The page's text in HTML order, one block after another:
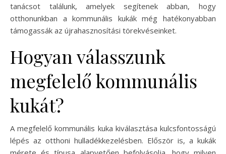
tanácsot találunk, amelyek segítenek abban, hogy
otthonunkban a kommunális kukák még hatékonyabban
támogassák az újrahasznosítási törekvéseinket.
Hogyan válasszunk
megfelelő kommunális
kukát?
A megfelelő kommunális kuka kiválasztása kulcsfontosságú
lépés az otthoni hulladékkezelésben. Először is, a kukák